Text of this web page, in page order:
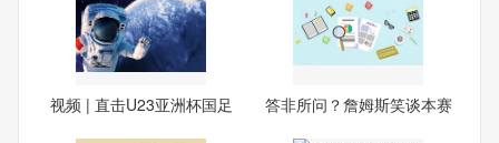
视频 | 直击U23亚洲杯国足
答非所问？詹姆斯笑谈本赛